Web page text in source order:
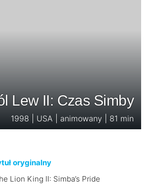
Lew II: Czas Simby
1998 | USA | animowany | 81 min
oryginalny
Lion King II: Simba’s Pride